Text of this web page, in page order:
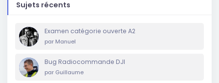
Sujets récents
Examen catégorie ouverte A2
par Manuel
Bug Radiocommande DJI
par Guillaume